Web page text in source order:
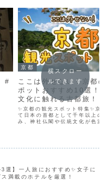
#
京都
ここは外せない！京都
ポットおすすめ10選！
文化に触れる古都旅！
✨京都の観光スポット特集✨京
て日本の首都として千年以上の
み、神社仏閣や伝統文化が色濃
横スクロー
ルできます
3選】一人旅におすすめ✨女子に
満載のホテルを厳選！